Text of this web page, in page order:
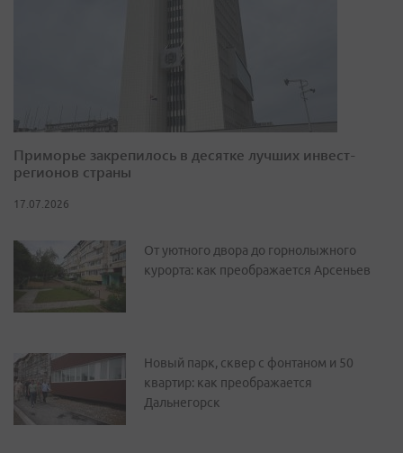
Приморье закрепилось в десятке лучших инвест-
регионов страны
17.07.2026
От уютного двора до горнолыжного
курорта: как преображается Арсеньев
Новый парк, сквер с фонтаном и 50
квартир: как преображается
Дальнегорск